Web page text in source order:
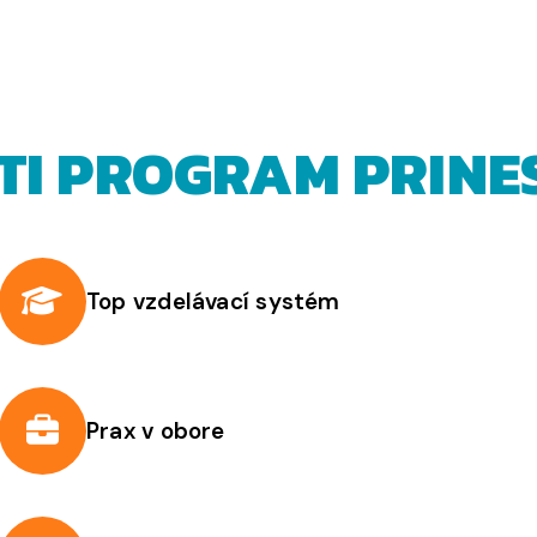
PROGRAM
Top vzdelávací systém
Prax v obore